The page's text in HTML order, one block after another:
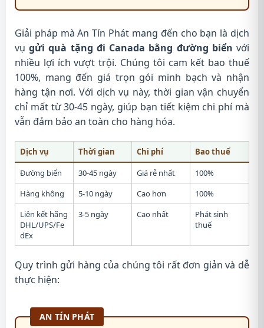
Giải pháp mà An Tín Phát mang đến cho bạn là dịch
vụgửi quà tặng đi Canada bằng đường biển với
nhiều lợi ích vượt trội. Chúng tôi cam kết bao thuế
100%, mang đến giá trọn gói minh bạch và nhận
hàng tận nơi. Với dịch vụ này, thời gian vận chuyển
chỉ mất từ 30-45 ngày, giúp bạn tiết kiệm chi phí mà
vẫn đảm bảo an toàn cho hàng hóa.
Dịch vụ Thời gian Chi phí
Bao thuế
Đường biển
30-45 ngày Giá rẻ nhất
100%
Hàng không
5-10 ngày Cao hơn
100%
Liên kết hãng
DHL/UPS/Fe
dEx
3-5 ngày Cao nhất
Phát sinh
thuế
Quy trình gửi hàng của chúng tôi rất đơn giản và dễ
thực hiện:
AN TÍN PHÁT